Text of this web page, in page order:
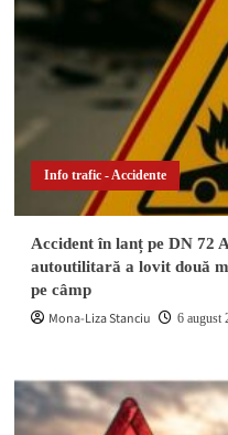
Info trafic - Accidente
Accident în lanț pe DN 72
autoutilitară a lovit două
pe câmp
Mona-Liza Stanciu 6 august